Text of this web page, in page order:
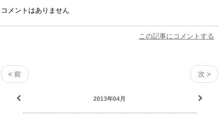
コメントはありません
この記事にコメントする
< 前 次 >
2013年04月